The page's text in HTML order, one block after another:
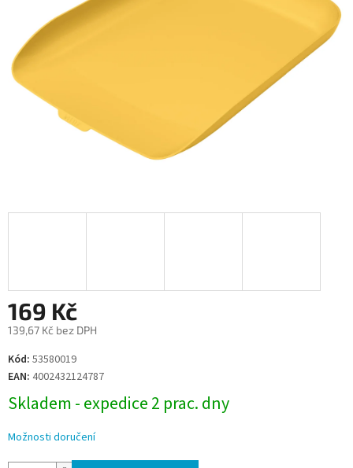
169 Kč
139,67 Kč bez DPH
Měrná
cena:
Kód: 53580019
EAN: 4002432124787
Skladem - expedice 2 prac. dny
Možnosti doručení